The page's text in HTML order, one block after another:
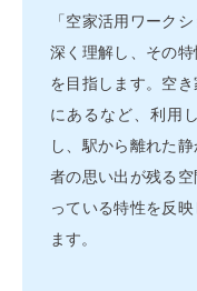
「空家活用ワーク
深く理解し、その
を目指します。空
にあるなど、利用
し、駅から離れた
者の思い出が残る
っている特性を反
ます。